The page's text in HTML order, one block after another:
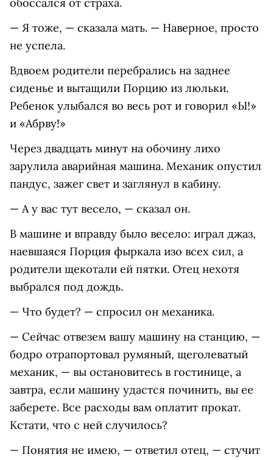
— Я тоже, — сказала мать. — Наверное, просто
не успела.
Вдвоем родители перебрались на заднее
сиденье и вытащили Порцию из люльки.
Ребенок улыбался во весь рот и говорил «Ы!»
и «Абрву!»
Через двадцать минут на обочину лихо
зарулила аварийная машина. Механик опустил
пандус, зажег свет и заглянул в кабину.
— А у вас тут весело, — сказал он.
В машине и вправду было весело: играл джаз,
наевшаяся Порция фыркала изо всех сил, а
родители щекотали ей пятки. Отец нехотя
выбрался под дождь.
— Что будет? — спросил он механика.
— Сейчас отвезем вашу машину на станцию, —
бодро отрапортовал румяный, щеголеватый
механик, — вы остановитесь в гостинице, а
завтра, если машину удастся починить, вы ее
заберете. Все расходы вам оплатит прокат.
Кстати, что с ней случилось?
— Понятия не имею, — ответил отец, — стучит